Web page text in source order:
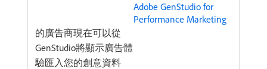
Adobe GenStudio for
Performance Marketing
的廣告商現在可以從
GenStudio將顯示廣告體
驗匯入您的創意資料